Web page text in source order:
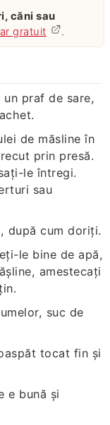
gratuit .
praf de sare,
de măsline în
prin presă.
le întregi.
sau
după cum doriți.
le bine de apă,
amestecați
suc de
tocat fin și
e bună și